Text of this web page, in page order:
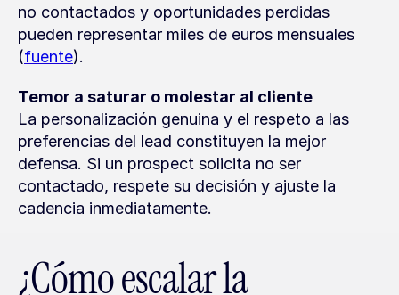
no contactados y oportunidades perdidas
pueden representar miles de euros mensuales
(fuente).
Temor a saturar o molestar al cliente
La personalización genuina y el respeto a las
preferencias del lead constituyen la mejor
defensa. Si un prospect solicita no ser
contactado, respete su decisión y ajuste la
cadencia inmediatamente.
¿Cómo escalar la